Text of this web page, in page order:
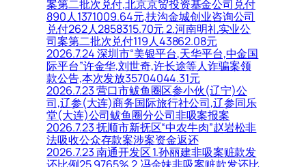
案第二批次兑付,北京京贸投资基金公司兑付
890人1371009.64元,扶沟金城创业咨询公司
兑付262人2858315.70元 2.河南明礼实业公
司案第二批次兑付119人43862.08元
2026.7.24 深圳市“美银平台,天华平台,中金国
际平台”许金华,刘世奇,许长途等人诈骗案领
款公告,本次发放35704044.31元
2026.7.23 营口市鲅鱼圈区参小伙(辽宁)公
司,辽参(大连)商务国际旅行社公司,辽参同乐
堂(大连)公司鲅鱼圈分公司非吸案报案
2026.7.23 抚顺市新抚区“中农牛肉”赵岩松非
法吸收公众存款案涉案资金返还
2026.7.23 南通开发区 1.孙丽建非吸案赃款发